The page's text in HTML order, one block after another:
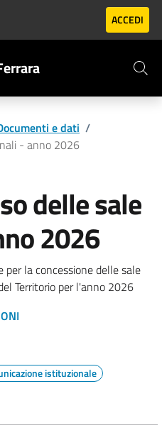
ACCEDI
e dati /
- anno 2026
delle sale
2026
la concessione delle sale
Territorio per l'anno 2026
istituzionale